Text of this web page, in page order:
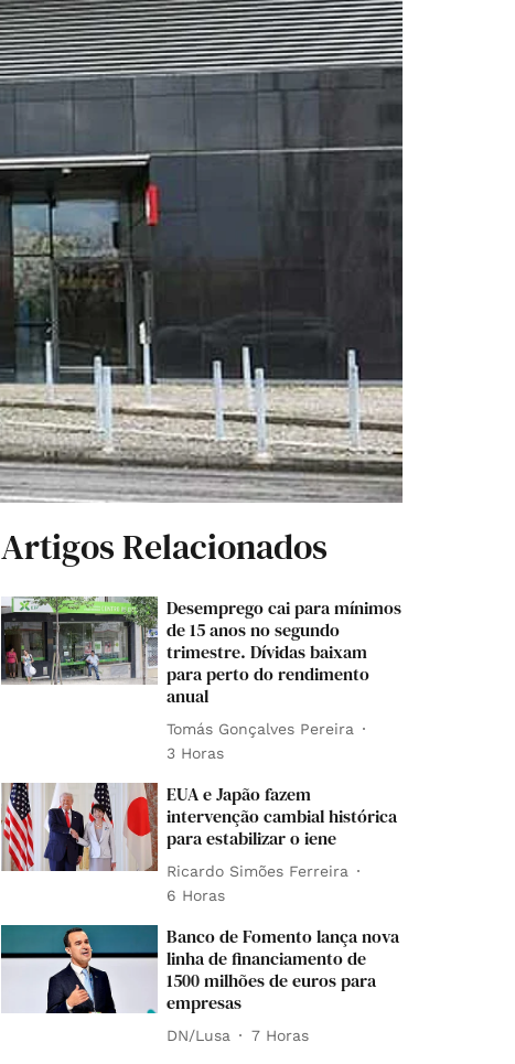
Artigos Relacionados
Desemprego cai para mínimos
de 15 anos no segundo
trimestre. Dívidas baixam
para perto do rendimento
anual
Tomás Gonçalves Pereira
3 Horas
EUA e Japão fazem
intervenção cambial histórica
para estabilizar o iene
Ricardo Simões Ferreira
6 Horas
Banco de Fomento lança nova
linha de financiamento de
1500 milhões de euros para
empresas
DN/Lusa 7 Horas